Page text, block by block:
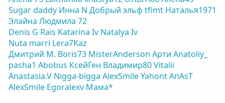
Sugar daddy Инна N Добрый эльф tfimt Наталья1971
Элайна Людмила 72
Denis G Rais Katarina Iv Natalya Iv
Nuta marri Lera7Kaz
Дмитрий М. Boris73 MisterAnderson Арти Anatoliy_
pasha1 Abobus КсейГен Владимир80Vitalii
Anastasia.V Nigga-bigga AlexSmileYahontAnAsT
AlexSmile Egoralexv Мама*